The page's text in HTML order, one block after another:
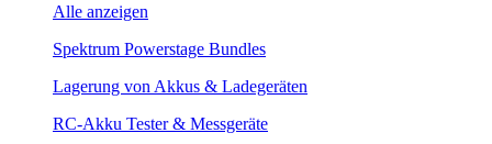
Alle anzeigen
Spektrum Powerstage Bundles
Lagerung von Akkus & Ladegeräten
RC-Akku Tester & Messgeräte